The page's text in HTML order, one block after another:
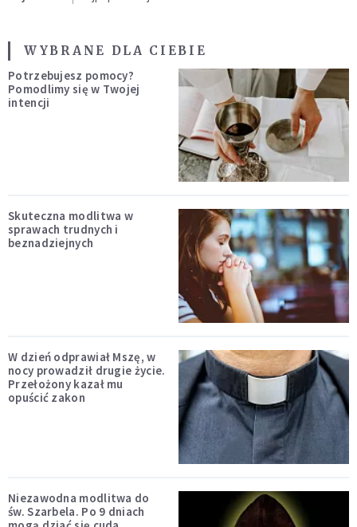
WYBRANE DLA CIEBIE
Potrzebujesz pomocy?
Pomodlimy się w Twojej
intencji
Skuteczna modlitwa w
sprawach trudnych i
beznadziejnych
W dzień odprawiał Mszę, w
nocy prowadził drugie życie.
Przełożony kazał mu
opuścić zakon
Niezawodna modlitwa do
św. Szarbela. Po 9 dniach